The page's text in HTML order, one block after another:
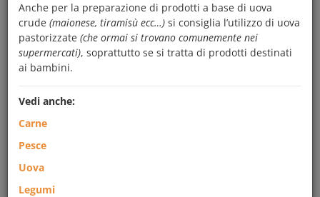
Frutta e ortaggi
Latte e derivati
Carne, pesce, uova e legumi
Anche per la preparazione di prodotti a base di uova
crude (maionese, tiramisù ecc…) si consiglia l’utilizzo di uova
pastorizzate (che ormai si trovano comunemente nei
supermercati), soprattutto se si tratta di prodotti destinati
ai bambini.
Vedi anche:
Carne
Pesce
Uova
Legumi